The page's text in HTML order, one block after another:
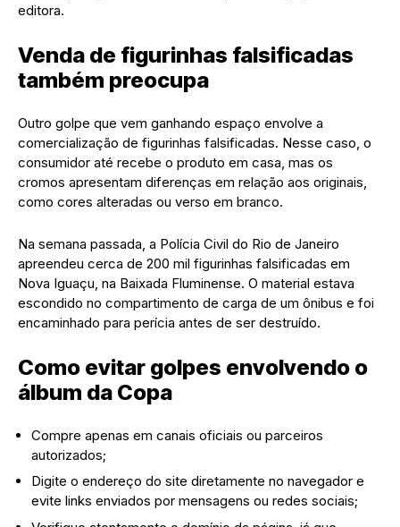
editora.
Venda de figurinhas falsificadas
também preocupa
Outro golpe que vem ganhando espaço envolve a
comercialização de figurinhas falsificadas. Nesse caso, o
consumidor até recebe o produto em casa, mas os
cromos apresentam diferenças em relação aos originais,
como cores alteradas ou verso em branco.
Na semana passada, a Polícia Civil do Rio de Janeiro
apreendeu cerca de 200 mil figurinhas falsificadas em
Nova Iguaçu, na Baixada Fluminense. O material estava
escondido no compartimento de carga de um ônibus e foi
encaminhado para perícia antes de ser destruído.
Como evitar golpes envolvendo o
álbum da Copa
Compre apenas em canais oficiais ou parceiros
autorizados;
Digite o endereço do site diretamente no navegador e
evite links enviados por mensagens ou redes sociais;